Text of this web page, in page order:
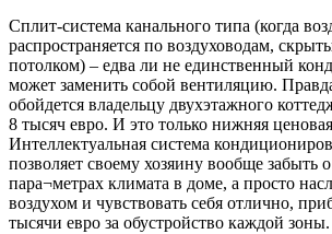
Сплит-система канального типа (когда
распространяется по воздуховодам,
потолком) – едва ли не единственный
может заменить собой вентиляцию.
обойдется владельцу двухэтажного
8 тысяч евро. И это только нижняя
Интеллектуальная система
позволяет своему хозяину вообще забыть
пара¬метрах климата в доме, а просто
воздухом и чувствовать себя отлично,
тысячи евро за обустройство каждой зоны.